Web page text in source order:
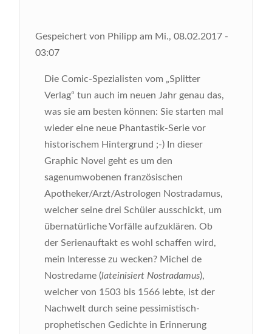
Gespeichert von Philipp am Mi., 08.02.2017 -
03:07
Die Comic-Spezialisten vom „Splitter
Verlag“ tun auch im neuen Jahr genau das,
was sie am besten können: Sie starten mal
wieder eine neue Phantastik-Serie vor
historischem Hintergrund ;-) In dieser
Graphic Novel geht es um den
sagenumwobenen französischen
Apotheker/Arzt/Astrologen Nostradamus,
welcher seine drei Schüler ausschickt, um
übernatürliche Vorfälle aufzuklären. Ob
der Serienauftakt es wohl schaffen wird,
mein Interesse zu wecken? Michel de
Nostredame (lateinisiert Nostradamus),
welcher von 1503 bis 1566 lebte, ist der
Nachwelt durch seine pessimistisch-
prophetischen Gedichte in Erinnerung